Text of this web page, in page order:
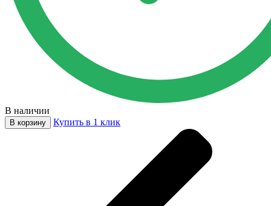
В наличии
В корзину Купить в 1 клик